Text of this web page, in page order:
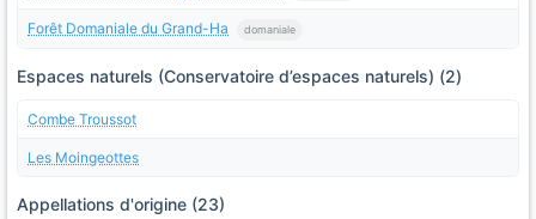
Forêt Domaniale du Grand-Ha domaniale
Espaces naturels (Conservatoire d’espaces naturels) (2)
Combe Troussot
Les Moingeottes
Appellations d'origine (23)